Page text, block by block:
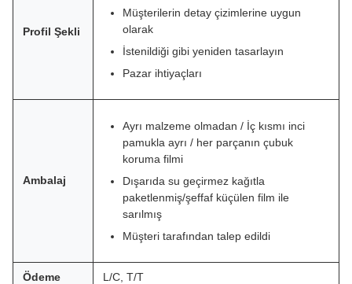
Profil Şekli
Müşterilerin detay çizimlerine uygun
olarak
İstenildiği gibi yeniden tasarlayın
Pazar ihtiyaçları
Ambalaj
Ayrı malzeme olmadan / İç kısmı inci
pamukla ayrı / her parçanın çubuk
koruma filmi
Dışarıda su geçirmez kağıtla
paketlenmiş/şeffaf küçülen film ile
sarılmış
Müşteri tarafından talep edildi
Ödeme
L/C, T/T